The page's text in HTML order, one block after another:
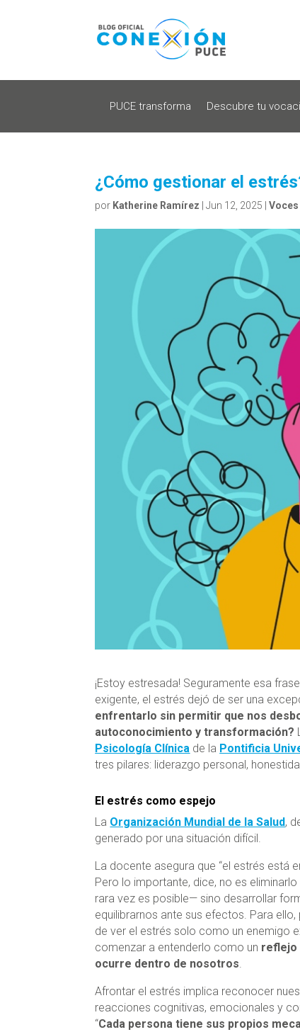
PUCE transforma Descubre tu
¿Cómo gestionar el
por Katherine Ramírez |Jun 12, 2025 |Voces
¡Estoy estresada! Seguramente esa
exigente, el estrés dejó de ser una
enfrentarlo sin permitir que nos
autoconocimiento y transformación?
Psicología Clínica de la Pontificia
tres pilares: liderazgo personal,
El estrés como espejo
La Organización Mundial de la Salud,
generado por una situación difícil.
La docente asegura que “el estrés está
Pero lo importante, dice, no es
rara vez es posible— sino desarrollar
equilibrarnos ante sus efectos. Para
de ver el estrés solo como un enemigo
comenzar a entenderlo como un reflejo
ocurre dentro de nosotros.
Afrontar el estrés implica reconocer
reacciones cognitivas, emocionales y
“Cada persona tiene sus propios